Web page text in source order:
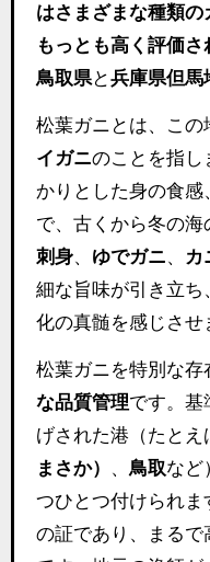
はさまざまな種類
もっとも高く評価
鳥取県と兵庫県但馬
松葉ガニとは、こ
イガニのことを指し
かりとした身の食
で、古くから冬の海
刺身、 ゆでガニ、 カ
細な旨味が引き立
化の真髄を感じさせ
松葉ガニを特別な
な品質管理です。基
げされた港（たとえ
まさか） 、 鳥取など
つひとつ付けられ
の証であり、まる